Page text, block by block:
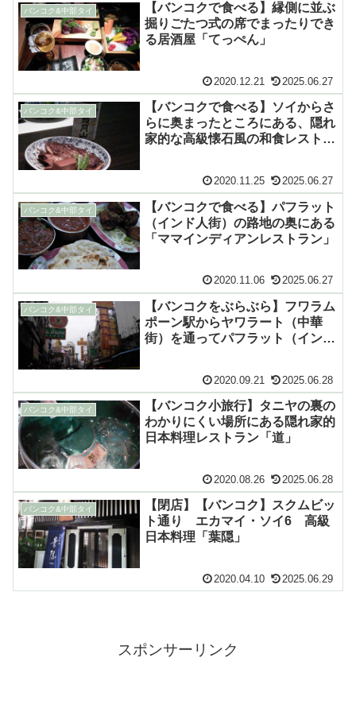
バンコク&中部タイ
【バンコクで食べる】縁側に並ぶ
掘りごたつ式の席でまったりでき
る居酒屋「てっぺん」
2020.12.21 2025.06.27
バンコク&中部タイ
【バンコクで食べる】ソイからさ
らに奥まったところにある、隠れ
家的な高級懐石風の和食レストラ
2020.11.25 2025.06.27
バンコク&中部タイ
【バンコクで食べる】パフラット
（インド人街）の路地の奥にある
「ママインディアンレストラン」
2020.11.06 2025.06.27
バンコク&中部タイ
【バンコクをぶらぶら】フワラム
ポーン駅からヤワラート（中華
街）を通ってパフラット（インド
2020.09.21 2025.06.28
バンコク&中部タイ
【バンコク小旅行】タニヤの裏の
わかりにくい場所にある隠れ家的
日本料理レストラン「道」
2020.08.26 2025.06.28
バンコク&中部タイ
【閉店】【バンコク】スクムビッ
ト通り エカマイ・ソイ6 高級
日本料理「葉隠」
2020.04.10 2025.06.29
スポンサーリンク